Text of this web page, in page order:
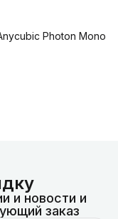
Photon Mono
и новости и
заказ